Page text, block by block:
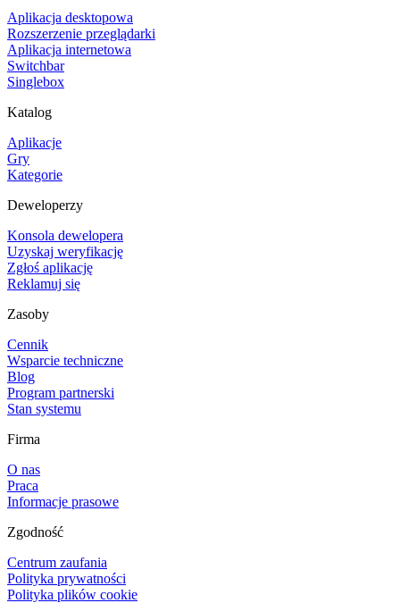
Aplikacja desktopowa
Rozszerzenie przeglądarki
Aplikacja internetowa
Switchbar
Singlebox
Katalog
Aplikacje
Gry
Kategorie
Deweloperzy
Konsola dewelopera
Uzyskaj weryfikację
Zgłoś aplikację
Reklamuj się
Zasoby
Cennik
Wsparcie techniczne
Blog
Program partnerski
Stan systemu
Firma
O nas
Praca
Informacje prasowe
Zgodność
Centrum zaufania
Polityka prywatności
Polityka plików cookie